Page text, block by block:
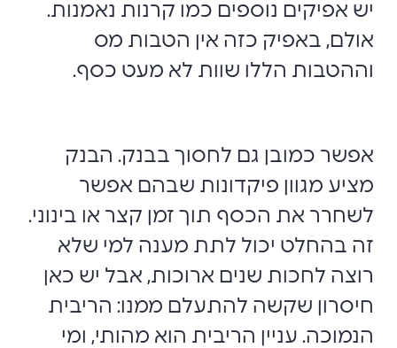
יש אפיקים נוספים כמו קרנות נאמנות.
אולם, באפיק כזה אין הטבות מס
וההטבות הללו שוות לא מעט כסף.
אפשר כמובן גם לחסוך בבנק. הבנק
מציע מגוון פיקדונות שבהם אפשר
לשחרר את הכסף תוך זמן קצר או בינוני.
זה בהחלט יכול לתת מענה למי שלא
רוצה לחכות שנים ארוכות, אבל יש כאן
חיסרון שקשה להתעלם ממנו: הריבית
הנמוכה. עניין הריבית הוא מהותי, ומי